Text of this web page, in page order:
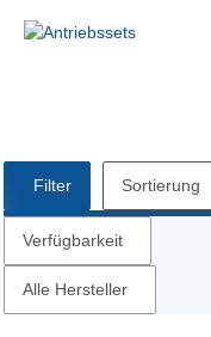
Filter Sortierung
Verfügbarkeit
Alle Hersteller